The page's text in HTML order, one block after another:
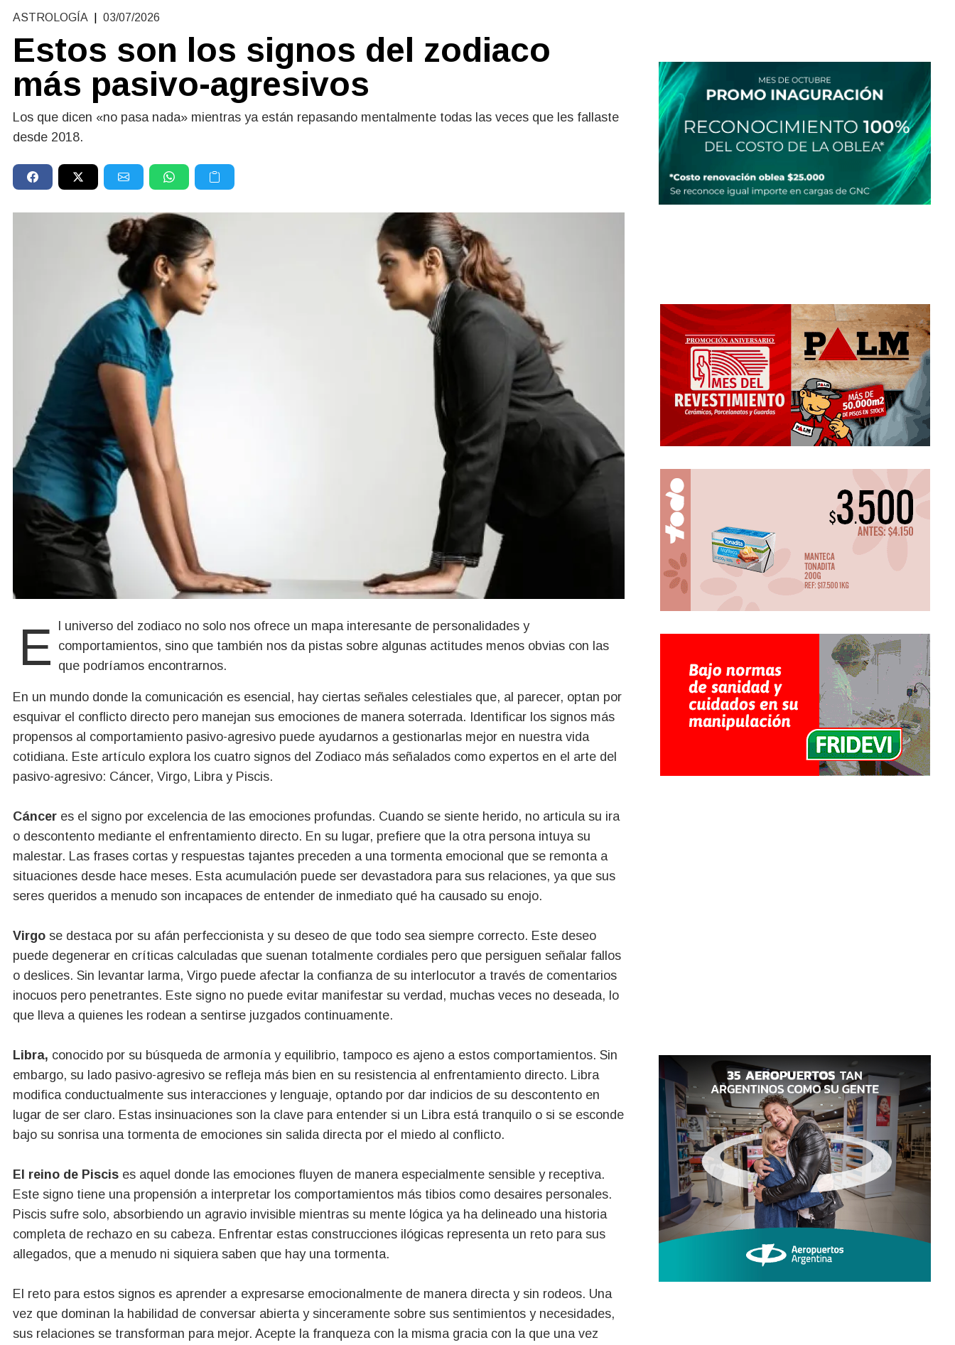
ASTROLOGÍA 03/07/2026
Estos son los signos del zodiaco
más pasivo-agresivos
Los que dicen «no pasa nada» mientras ya están repasando mentalmente todas las veces que les fallaste
desde 2018.
El universo del zodiaco no solo nos ofrece un mapa interesante de personalidades y comportamientos, sino que también nos da pistas sobre algunas actitudes menos obvias con las
que podríamos encontrarnos.
En un mundo donde la comunicación es esencial, hay ciertas señales celestiales que, al parecer, optan por
esquivar el conflicto directo pero manejan sus emociones de manera soterrada. Identificar los signos más
propensos al comportamiento pasivo-agresivo puede ayudarnos a gestionarlas mejor en nuestra vida
cotidiana. Este artículo explora los cuatro signos del Zodiaco más señalados como expertos en el arte del
pasivo-agresivo: Cáncer, Virgo, Libra y Piscis.
Cáncer es el signo por excelencia de las emociones profundas. Cuando se siente herido, no articula su ira
o descontento mediante el enfrentamiento directo. En su lugar, prefiere que la otra persona intuya su
malestar. Las frases cortas y respuestas tajantes preceden a una tormenta emocional que se remonta a
situaciones desde hace meses. Esta acumulación puede ser devastadora para sus relaciones, ya que sus
seres queridos a menudo son incapaces de entender de inmediato qué ha causado su enojo.
Virgo se destaca por su afán perfeccionista y su deseo de que todo sea siempre correcto. Este deseo
puede degenerar en críticas calculadas que suenan totalmente cordiales pero que persiguen señalar fallos
o deslices. Sin levantar larma, Virgo puede afectar la confianza de su interlocutor a través de comentarios
inocuos pero penetrantes. Este signo no puede evitar manifestar su verdad, muchas veces no deseada, lo
que lleva a quienes les rodean a sentirse juzgados continuamente.
Libra, conocido por su búsqueda de armonía y equilibrio, tampoco es ajeno a estos comportamientos. Sin
embargo, su lado pasivo-agresivo se refleja más bien en su resistencia al enfrentamiento directo. Libra
modifica conductualmente sus interacciones y lenguaje, optando por dar indicios de su descontento en
lugar de ser claro. Estas insinuaciones son la clave para entender si un Libra está tranquilo o si se esconde
bajo su sonrisa una tormenta de emociones sin salida directa por el miedo al conflicto.
El reino de Piscis es aquel donde las emociones fluyen de manera especialmente sensible y receptiva.
Este signo tiene una propensión a interpretar los comportamientos más tibios como desaires personales.
Piscis sufre solo, absorbiendo un agravio invisible mientras su mente lógica ya ha delineado una historia
completa de rechazo en su cabeza. Enfrentar estas construcciones ilógicas representa un reto para sus
allegados, que a menudo ni siquiera saben que hay una tormenta.
El reto para estos signos es aprender a expresarse emocionalmente de manera directa y sin rodeos. Una
vez que dominan la habilidad de conversar abierta y sinceramente sobre sus sentimientos y necesidades,
sus relaciones se transforman para mejor. Acepte la franqueza con la misma gracia con la que una vez